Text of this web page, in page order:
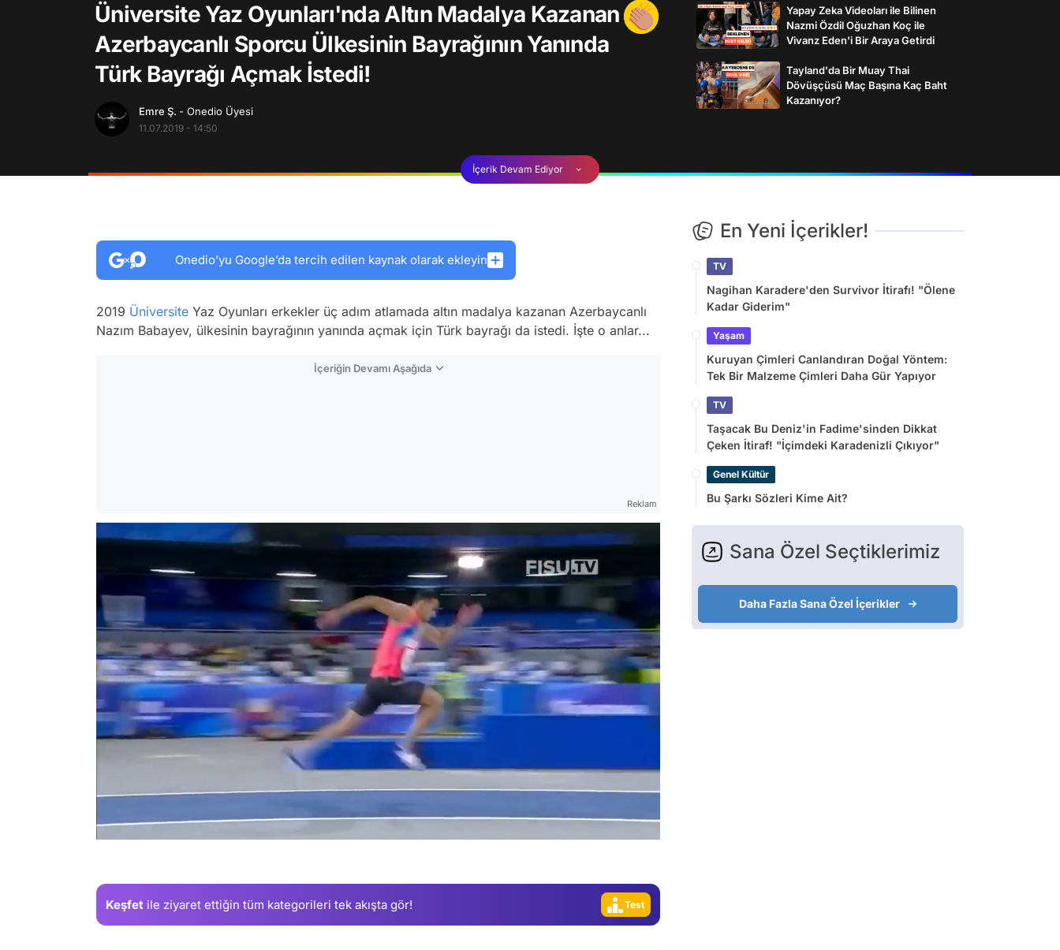
Üniversite Yaz Oyunları'nda Altın Madalya Kazanan
Azerbaycanlı Sporcu Ülkesinin Bayrağının Yanında
Türk Bayrağı Açmak İstedi!
Emre Ş. - Onedio Üyesi
11.07.2019 - 14:50
Yapay Zeka Videoları ile Bilinen
Nazmi Özdil Oğuzhan Koç ile
Vivanz Eden'i Bir Araya Getirdi
Tayland'da Bir Muay Thai
Dövüşçüsü Maç Başına Kaç Baht
Kazanıyor?
İçerik Devam Ediyor
Onedio’yu Google’da tercih edilen kaynak olarak ekleyin
2019 Üniversite Yaz Oyunları erkekler üç adım atlamada altın madalya kazanan Azerbaycanlı
Nazım Babayev, ülkesinin bayrağının yanında açmak için Türk bayrağı da istedi. İşte o anlar...
İçeriğin Devamı Aşağıda
Reklam
/
Keşfet ile ziyaret ettiğin tüm kategorileri tek akışta gör!
Video
Test
En Yeni İçerikler!
TV
Nagihan Karadere'den Survivor İtirafı! "Ölene
Kadar Giderim"
Yaşam
Kuruyan Çimleri Canlandıran Doğal Yöntem:
Tek Bir Malzeme Çimleri Daha Gür Yapıyor
TV
Taşacak Bu Deniz'in Fadime'sinden Dikkat
Çeken İtiraf! "İçimdeki Karadenizli Çıkıyor"
Genel Kültür
Bu Şarkı Sözleri Kime Ait?
Sana Özel Seçtiklerimiz
Daha Fazla Sana Özel İçerikler